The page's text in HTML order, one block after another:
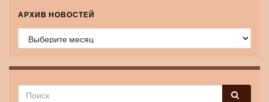
АРХИВ НОВОСТЕЙ
Архив новостей